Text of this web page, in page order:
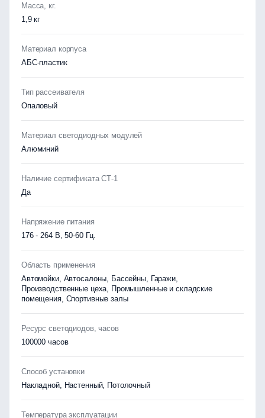
Масса, кг.
1,9 кг
Материал корпуса
АБС-пластик
Тип рассеивателя
Опаловый
Материал светодиодных модулей
Алюминий
Наличие сертификата СТ-1
Да
Напряжение питания
176 - 264 В, 50-60 Гц.
Область применения
Автомойки, Автосалоны, Бассейны, Гаражи,
Производственные цеха, Промышленные и складские
помещения, Спортивные залы
Ресурс светодиодов, часов
100000 часов
Способ установки
Накладной, Настенный, Потолочный
Температура эксплуатации